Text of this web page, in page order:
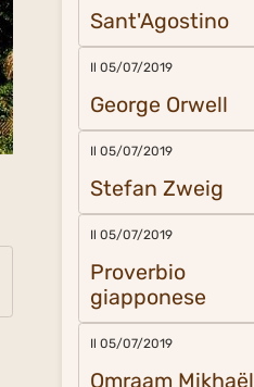
Sant'Agostino
Il 05/07/2019
George Orwell
Il 05/07/2019
Stefan Zweig
Il 05/07/2019
Proverbio
giapponese
Il 05/07/2019
Omraam Mikhaël